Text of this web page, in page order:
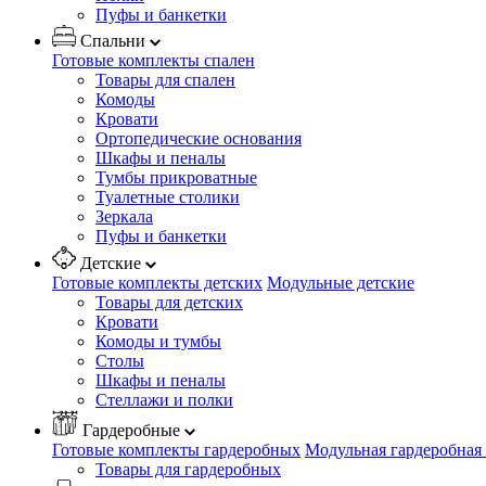
Пуфы и банкетки
Спальни
Готовые комплекты спален
Товары для спален
Комоды
Кровати
Ортопедические основания
Шкафы и пеналы
Тумбы прикроватные
Туалетные столики
Зеркала
Пуфы и банкетки
Детские
Готовые комплекты детских Модульные детские
Товары для детских
Кровати
Комоды и тумбы
Столы
Шкафы и пеналы
Стеллажи и полки
Гардеробные
Готовые комплекты гардеробных Модульная
Товары для гардеробных